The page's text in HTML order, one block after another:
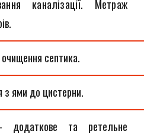
каналізації. Метраж
септика.
з ями до цистерни.
додаткове та ретельне